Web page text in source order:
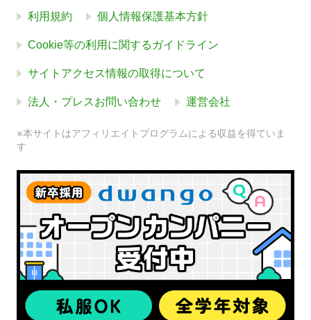
利用規約 個人情報保護基本方針
Cookie等の利用に関するガイドライン
サイトアクセス情報の取得について
法人・プレスお問い合わせ 運営会社
※本サイトはアフィリエイトプログラムによる収益を得ていま
す